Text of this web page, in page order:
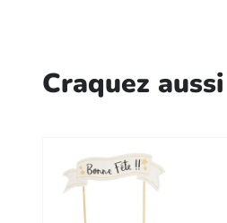
Craquez aussi